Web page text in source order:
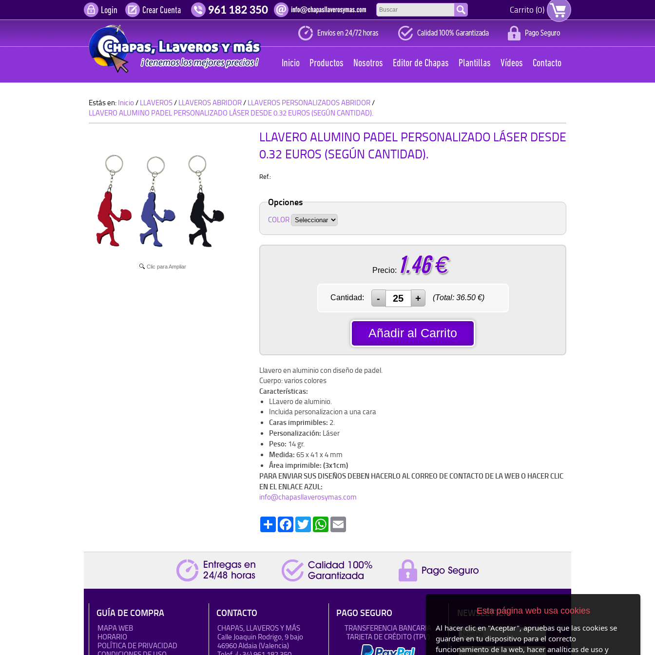
Login Crear Cuenta Carrito (0)
Nosotros Editor de Chapas Plantillas Vídeos Contacto
Productos
Inicio
Estás en:Inicio/LLAVEROS/LLAVEROS ABRIDOR/LLAVEROS PERSONALIZADOS ABRIDOR/
LLAVERO ALUMINO PADEL PERSONALIZADO LÁSER DESDE 0.32 EUROS (SEGÚN CANTIDAD).
Clic para Ampliar
LLAVERO ALUMINO PADEL PERSONALIZADO LÁSER DESDE
0.32 EUROS (SEGÚN CANTIDAD).
Ref.:
Opciones
COLOR
Precio: 1.46€
Cantidad: (Total: 36.50€)
Añadir al Carrito
Llavero en aluminio con diseño de padel.
Cuerpo: varios colores
Características:
LLavero de aluminio.
Incluida personalizacion a una cara
Caras imprimibles: 2.
Personalización: Láser
Peso: 14 gr.
Medida:65 x 41 x 4 mm
Área imprimible: (3x1cm)
PARA ENVIAR SUS DISEÑOS DEBEN HACERLO AL CORREO DE CONTACTO DE LA WEB O HACER CLIC
EN EL ENLACE AZUL:
info@chapasllaverosymas.com
ShareFacebook
TwitterWhatsApp
GUÍA DE COMPRA
MAPA WEB
HORARIO
POLÍTICA DE PRIVACIDAD
CONTACTO
CHAPAS, LLAVEROS Y MÁS
Calle Joaquin Rodrigo, 9 bajo
46960 Aldaia (Valencia)
PAGO SEGURO
TRANSFERENCIA BANCARIA
TARJETA DE CRÉDITO (TPV)
NEWSLETTER
Esta página web usa cookies
Al hacer clic en "Aceptar", apruebas que las cookies se
guarden en tu dispositivo para el correcto
funcionamiento de la web, hacer analíticas de uso y